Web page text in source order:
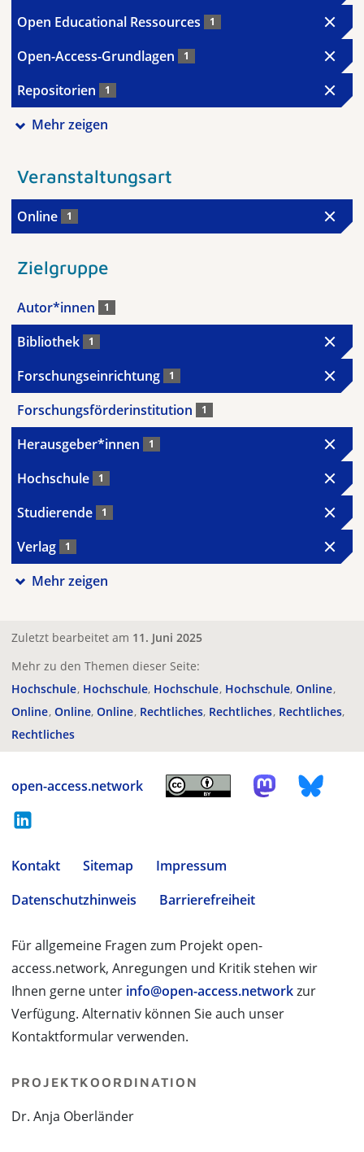
Open Educational Ressources 1
Open-Access-Grundlagen 1
Repositorien 1
Mehr zeigen
Veranstaltungsart
Online 1
Zielgruppe
Autor*innen 1
Bibliothek 1
Forschungseinrichtung 1
Forschungsförderinstitution 1
Herausgeber*innen 1
Hochschule 1
Studierende 1
Verlag 1
Mehr zeigen
Zuletzt bearbeitet am 11. Juni 2025
Mehr zu den Themen dieser Seite:
Hochschule Hochschule Hochschule Hochschule Online
Online Online Online Rechtliches Rechtliches Rechtliches
Rechtliches
open-access.network
Kontakt Sitemap
Impressum
Datenschutzhinweis
Barrierefreiheit
Für allgemeine Fragen zum Projekt open-
access.network, Anregungen und Kritik stehen wir
Ihnen gerne unter info@open-access.networkzur
Verfügung. Alternativ können Sie auch unser
Kontaktformular verwenden.
PROJEKTKOORDINATION
Dr. Anja Oberländer